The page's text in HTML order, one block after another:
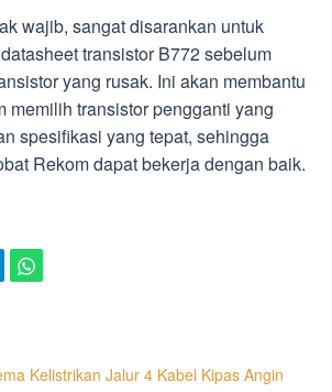
wajib, sangat disarankan untuk
transistor B772 sebelum
yang rusak. Ini akan membantu
memilih transistor pengganti yang
spesifikasi yang tepat, sehingga
Rekom dapat bekerja dengan baik.
Kelistrikan Jalur 4 Kabel Kipas Angin